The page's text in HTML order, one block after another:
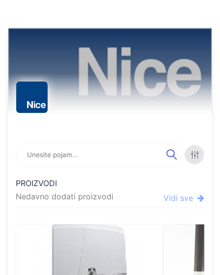
Online store featuring
RI
PROIZVODI
Nedavno dodati proizvodi
Vidi sve